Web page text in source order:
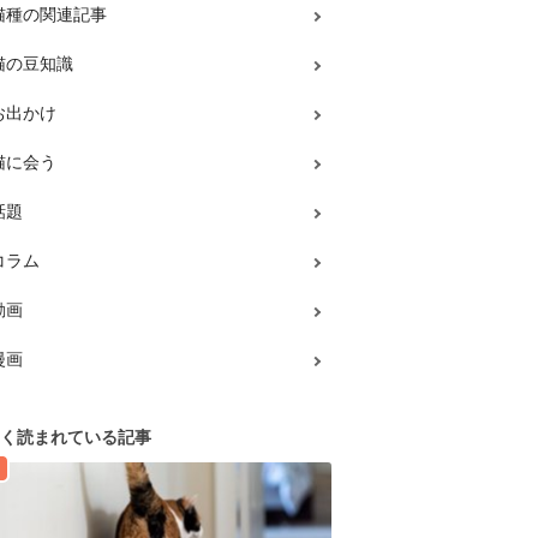
種の関連記事
の豆知識
出かけ
に会う
題
ラム
画
画
読まれている記事